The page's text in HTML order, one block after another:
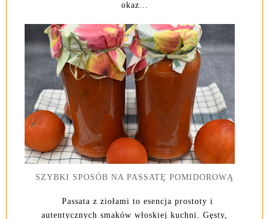
okaz...
SZYBKI SPOSÓB NA PASSATĘ POMIDOROWĄ
Passata z ziołami to esencja prostoty i
autentycznych smaków włoskiej kuchni. Gęsty,